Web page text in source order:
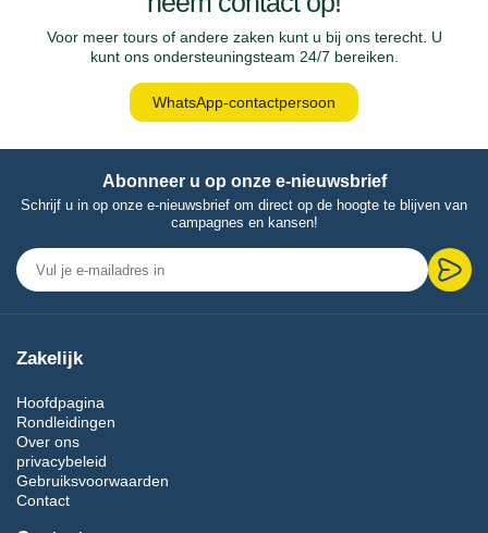
Voor meer tours of andere zaken kunt u bij ons terecht. U
kunt ons ondersteuningsteam 24/7 bereiken.
WhatsApp-contactpersoon
Abonneer u op onze e-nieuwsbrief
Schrijf u in op onze e-nieuwsbrief om direct op de hoogte te blijven van
campagnes en kansen!
Zakelijk
Hoofdpagina
Rondleidingen
Over ons
privacybeleid
Gebruiksvoorwaarden
Contact